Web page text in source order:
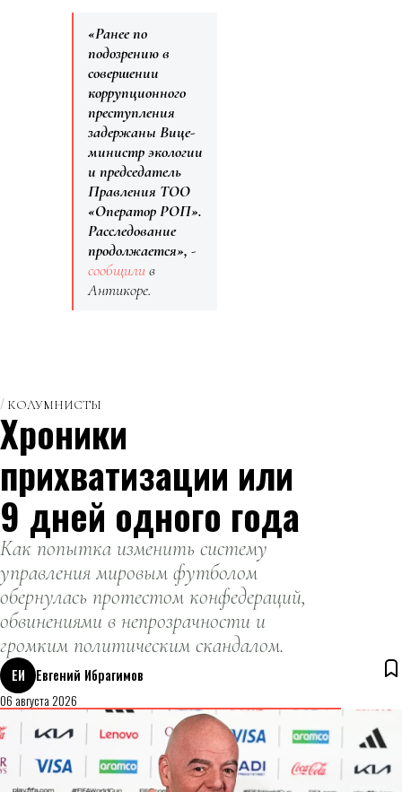
«Ранее по
подозрению в
совершении
коррупционного
преступления
задержаны Вице-
министр экологии
и председатель
Правления ТОО
«Оператор РОП».
Расследование
продолжается», -
сообщилив
Антикоре.
КОЛУМНИСТЫ
Хроники
прихватизации или
9 дней одного года
Как попытка изменить систему
управления мировым футболом
обернулась протестом конфедераций,
обвинениями в непрозрачности и
громким политическим скандалом.
ЕИ
Евгений Ибрагимов
06 августа 2026